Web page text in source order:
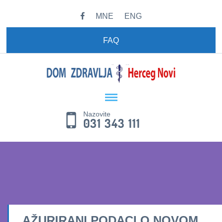
MNE ENG
FAQ
Nazovite
031 343 111